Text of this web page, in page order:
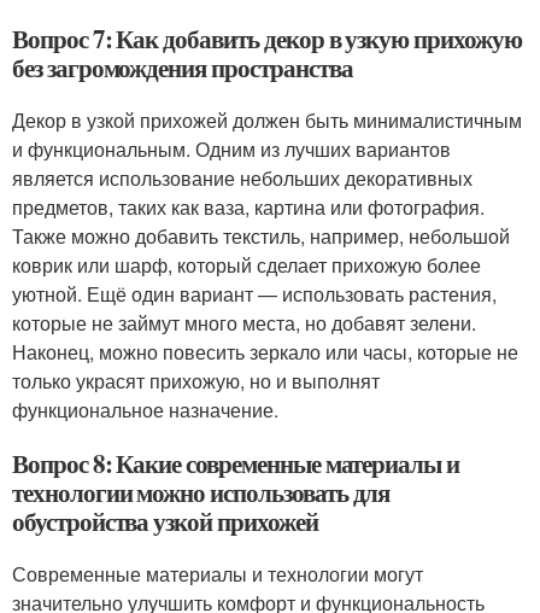
Вопрос 7: Как добавить декор в узкую прихожую
без загромождения пространства
Декор в узкой прихожей должен быть минималистичным
и функциональным. Одним из лучших вариантов
является использование небольших декоративных
предметов, таких как ваза, картина или фотография.
Также можно добавить текстиль, например, небольшой
коврик или шарф, который сделает прихожую более
уютной. Ещё один вариант — использовать растения,
которые не займут много места, но добавят зелени.
Наконец, можно повесить зеркало или часы, которые не
только украсят прихожую, но и выполнят
функциональное назначение.
Вопрос 8: Какие современные материалы и
технологии можно использовать для
обустройства узкой прихожей
Современные материалы и технологии могут
значительно улучшить комфорт и функциональность